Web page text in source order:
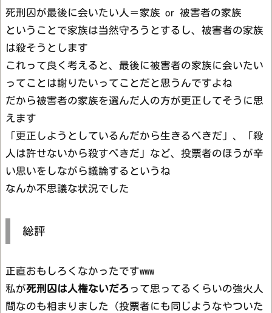
死刑囚が最後に会いたい人＝家族 or 被害者の家族
ということで家族は当然守ろうとするし、被害者の家族
は殺そうとします
これって良く考えると、最後に被害者の家族に会いたい
ってことは謝りたいってことだと思うんですよね
だから被害者の家族を選んだ人の方が更正してそうに思
えます
「更正しようとしているんだから生きるべきだ」、「殺
人は許せないから殺すべきだ」など、投票者のほうが辛
い思いをしながら議論するというね
なんか不思議な状況でした
総評
正直おもしろくなかったですwww
私が死刑囚は人権ないだろ って思ってるくらいの強火人
間なのも相まりました（投票者にも同じようなやついた